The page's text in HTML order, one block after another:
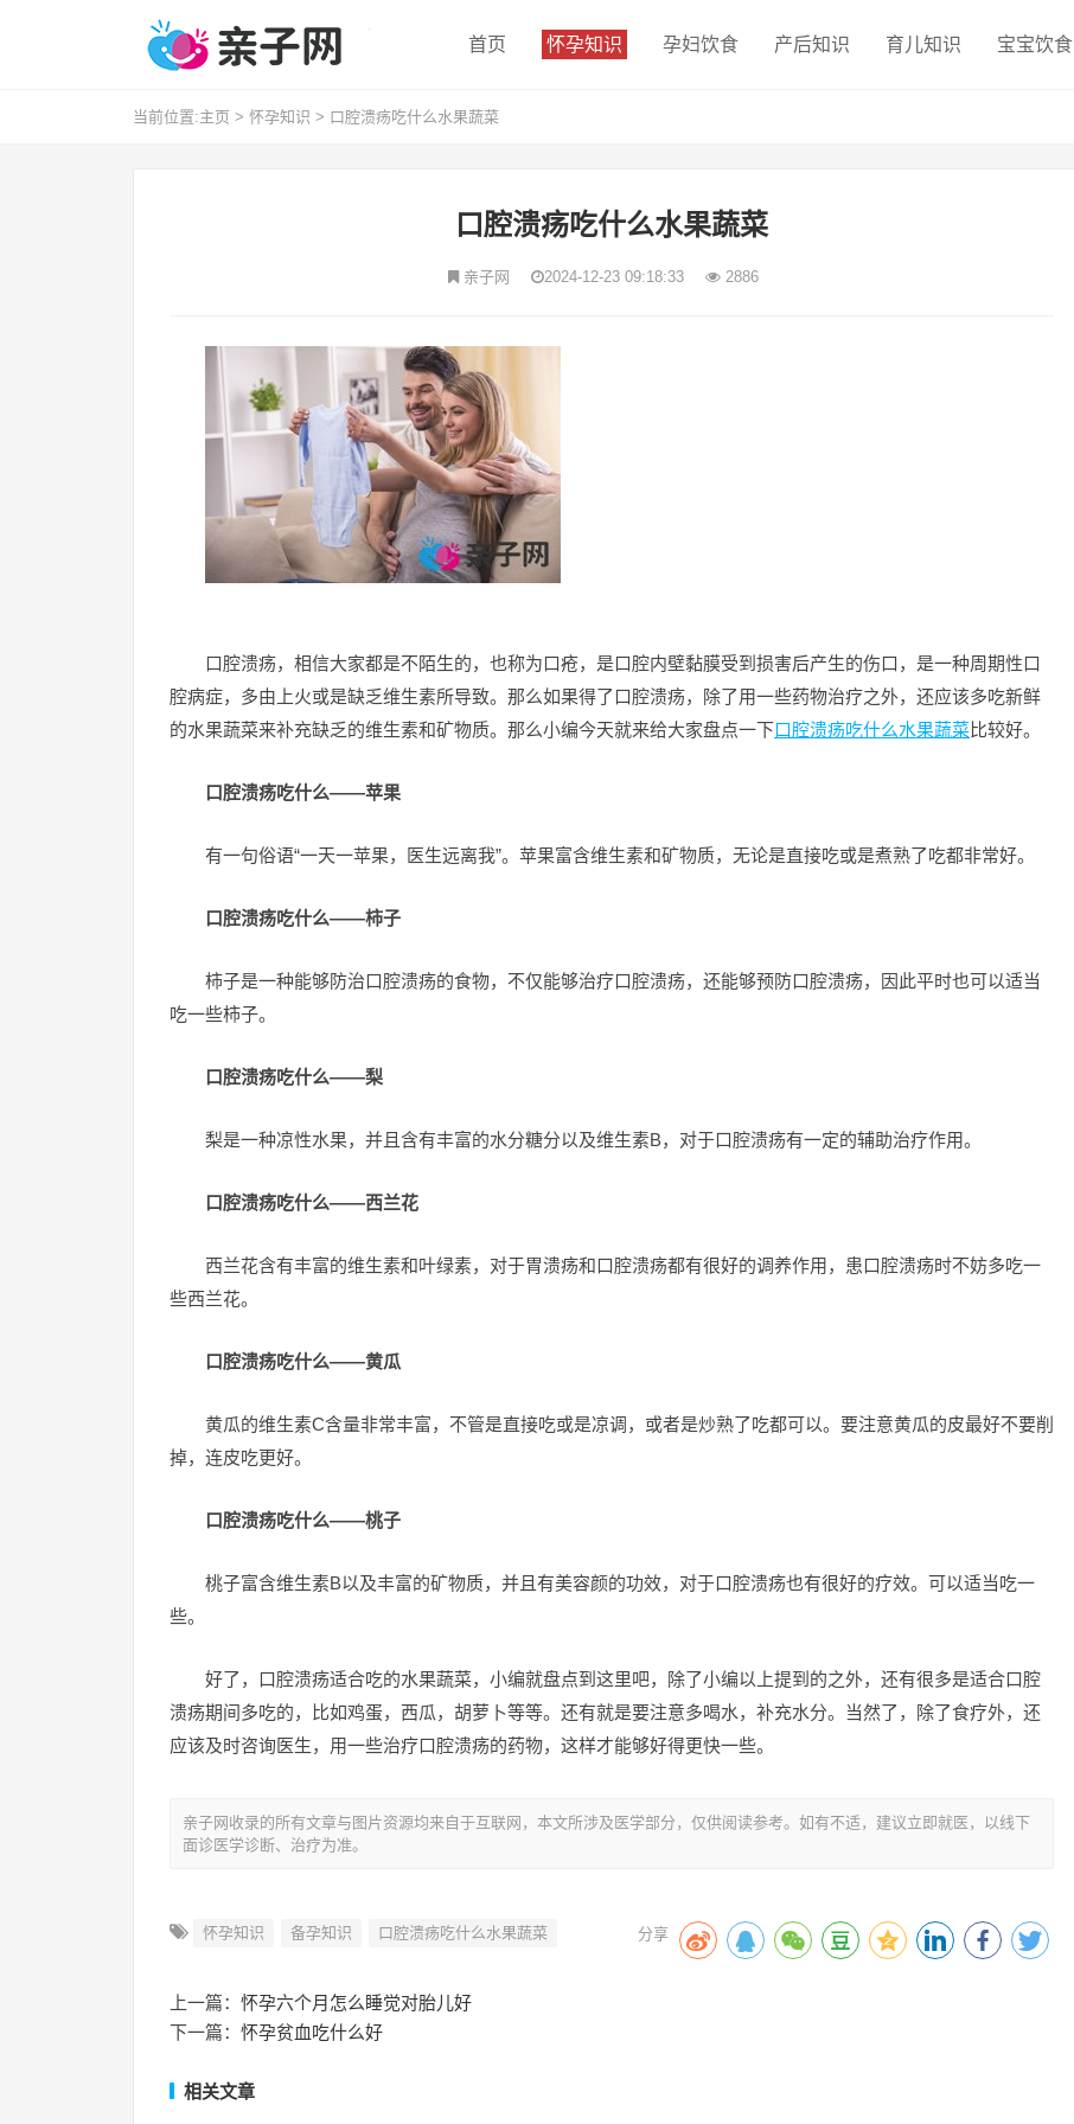
首页 怀孕知识 孕妇饮食 产后知识 育儿知识 宝宝饮食
当前位置:主页 > 怀孕知识 > 口腔溃疡吃什么水果蔬菜
口腔溃疡吃什么水果蔬菜
亲子网 2024-12-23 09:18:33 2886
口腔溃疡，相信大家都是不陌生的，也称为口疮，是口腔内壁黏膜受到损害后产生的伤口，是一种周期性口
腔病症，多由上火或是缺乏维生素所导致。那么如果得了口腔溃疡，除了用一些药物治疗之外，还应该多吃新鲜
的水果蔬菜来补充缺乏的维生素和矿物质。那么小编今天就来给大家盘点一下口腔溃疡吃什么水果蔬菜比较好。
口腔溃疡吃什么——苹果
有一句俗语“一天一苹果，医生远离我”。苹果富含维生素和矿物质，无论是直接吃或是煮熟了吃都非常好。
口腔溃疡吃什么——柿子
柿子是一种能够防治口腔溃疡的食物，不仅能够治疗口腔溃疡，还能够预防口腔溃疡，因此平时也可以适当
吃一些柿子。
口腔溃疡吃什么——梨
梨是一种凉性水果，并且含有丰富的水分糖分以及维生素B，对于口腔溃疡有一定的辅助治疗作用。
口腔溃疡吃什么——西兰花
西兰花含有丰富的维生素和叶绿素，对于胃溃疡和口腔溃疡都有很好的调养作用，患口腔溃疡时不妨多吃一
些西兰花。
口腔溃疡吃什么——黄瓜
黄瓜的维生素C含量非常丰富，不管是直接吃或是凉调，或者是炒熟了吃都可以。要注意黄瓜的皮最好不要削
掉，连皮吃更好。
口腔溃疡吃什么——桃子
桃子富含维生素B以及丰富的矿物质，并且有美容颜的功效，对于口腔溃疡也有很好的疗效。可以适当吃一
些。
好了，口腔溃疡适合吃的水果蔬菜，小编就盘点到这里吧，除了小编以上提到的之外，还有很多是适合口腔
溃疡期间多吃的，比如鸡蛋，西瓜，胡萝卜等等。还有就是要注意多喝水，补充水分。当然了，除了食疗外，还
应该及时咨询医生，用一些治疗口腔溃疡的药物，这样才能够好得更快一些。
亲子网收录的所有文章与图片资源均来自于互联网，本文所涉及医学部分，仅供阅读参考。如有不适，建议立即就医，以线下
面诊医学诊断、治疗为准。
怀孕知识 备孕知识 口腔溃疡吃什么水果蔬菜
上一篇： 怀孕六个月怎么睡觉对胎儿好
下一篇： 怀孕贫血吃什么好
相关文章